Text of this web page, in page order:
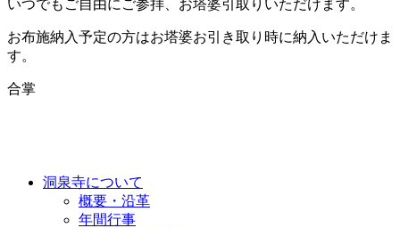
いつでもご自由にご参拝、お塔婆引取りいただけます。
お布施納入予定の方はお塔婆お引き取り時に納入いただけま
す。
合掌
洞泉寺について
概要・沿革
年間行事